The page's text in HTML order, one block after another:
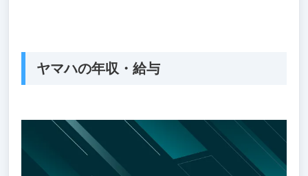
ヤマハの年収・給与